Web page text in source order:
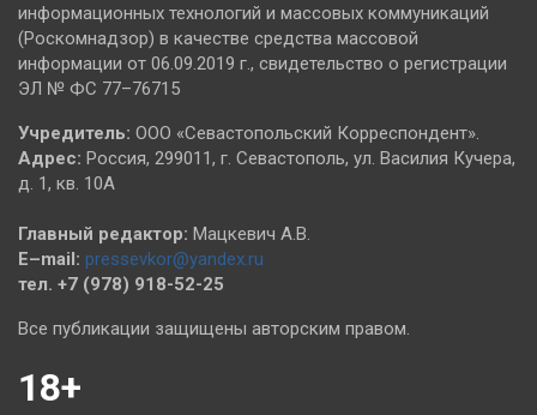
информационных технологий и массовых коммуникаций
(Роскомнадзор) в качестве средства массовой
информации от 06.09.2019 г., свидетельство о регистрации
ЭЛ № ФС 77–76715
Учредитель: ООО «Севастопольский Корреспондент».
Адрес: Россия, 299011, г. Севастополь, ул. Василия Кучера,
д. 1, кв. 10А
Главный редактор: Мацкевич А.В.
E–mail: pressevkor@yandex.ru
тел. +7 (978) 918-52-25
Все публикации защищены авторским правом.
18+